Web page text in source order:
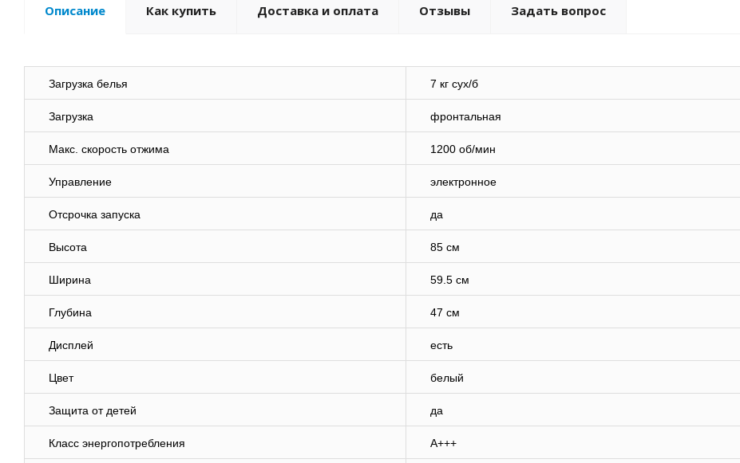
Описание Как купить Доставка и оплата Отзывы Задать вопрос
Загрузка белья 7 кг сух/б
Загрузка фронтальная
Макс. скорость отжима 1200 об/мин
Управление электронное
Отсрочка запуска да
Высота 85 см
Ширина 59.5 см
Глубина 47 см
Дисплей есть
Цвет белый
Защита от детей да
Класс энергопотребления A+++